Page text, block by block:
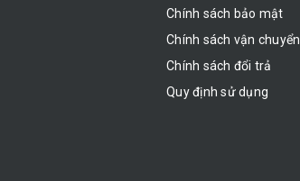
Chính sách bảo mật
Chính sách vận chuyển
Chính sách đổi trả
Quy định sử dụng